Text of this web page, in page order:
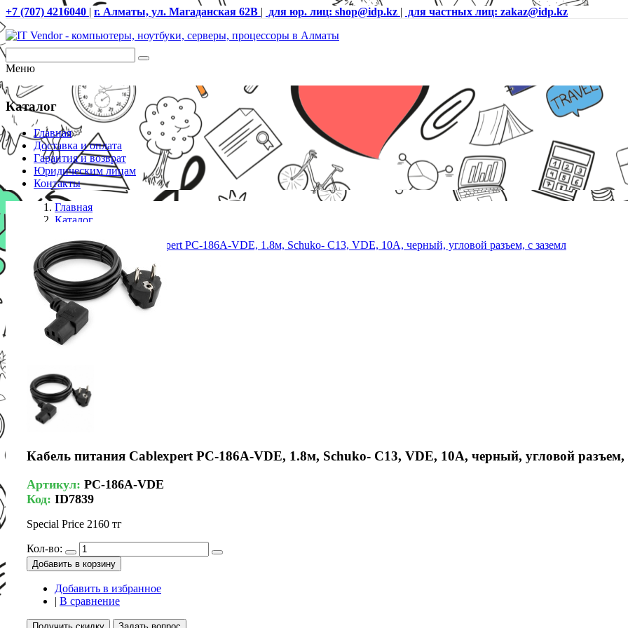
+7 (707) 4216040 | г. Алматы, ул. Магаданская 62В | для юр. лиц: shop@idp.kz | для частных лиц: zakaz@idp.kz
Меню
Каталог
Главная
Доставка и оплата
Гарантия и возврат
Юридическим лицам
Контакты
Главная
Каталог
Кабель питания Cablexpert PC-186A-VDE, 1.8м, Schuko- C13, VDE, 10А, черный, угловой разъем, с заземл
Кабель питания Cablexpert PC-186A-VDE, 1.8м, Schuko- C13, VDE, 10А, черный, угловой разъем,
Артикул: PC-186A-VDE
Код: ID7839
Special Price 2160 тг
Кол-во:
Добавить в корзину
Добавить в избранное
| В сравнение